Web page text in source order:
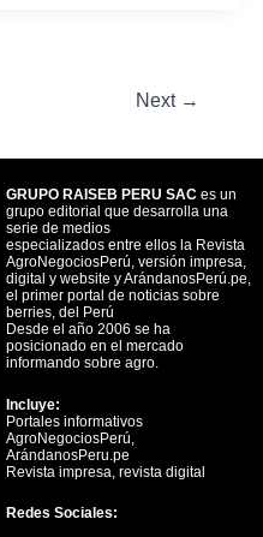
Next →
GRUPO RAISEB PERU SAC es un
grupo editorial que desarrolla una
serie de medios
especializados entre ellos la Revista
AgroNegociosPerú, versión impresa,
digital y website y ArándanosPerú.pe,
el primer portal de noticias sobre
berries, del Perú
Desde el año 2006 se ha
posicionado en el mercado
informando sobre agro.
Incluye:
Portales informativos
AgroNegociosPerú,
ArándanosPeru.pe
Revista impresa, revista digital
Redes Sociales: